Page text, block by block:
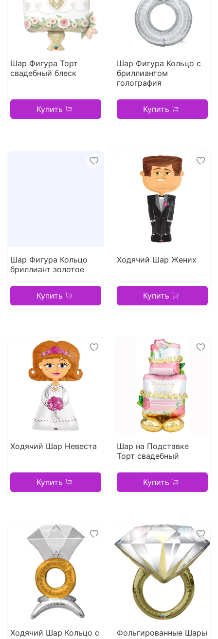
Шар Фигура Торт
свадебный блеск
Купить
Шар Фигура Кольцо с
бриллиантом
голография
Купить
Шар Фигура Кольцо
бриллиант золотое
Купить
Ходячий Шар Жених
Купить
Ходячий Шар Невеста
Купить
Шар на Подставке
Торт свадебный
Купить
Ходячий Шар Кольцо с
Фольгированные Шары